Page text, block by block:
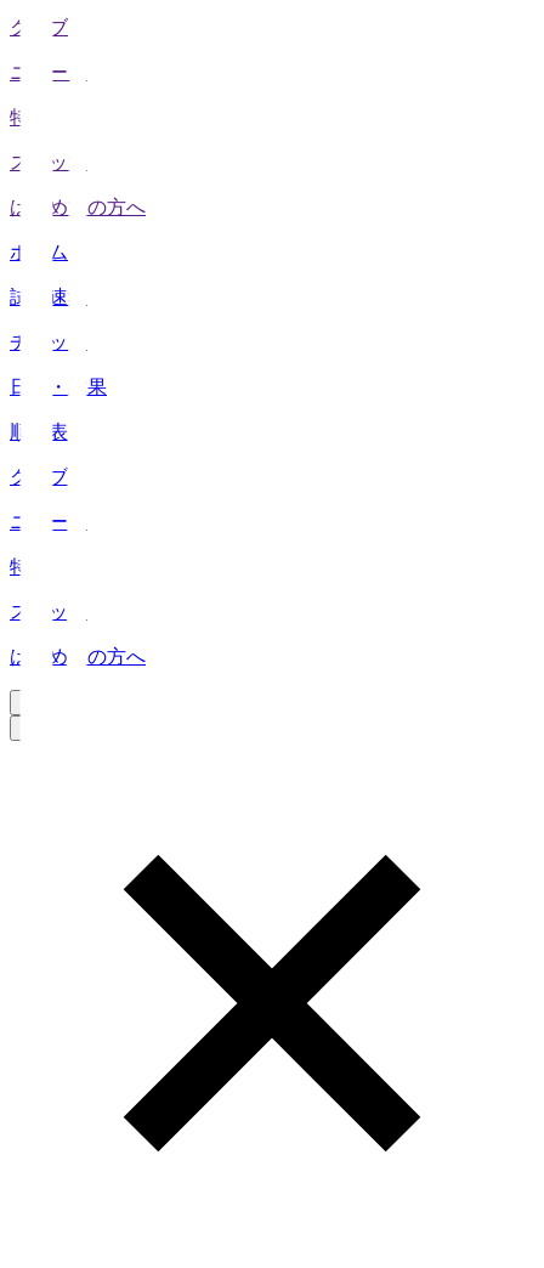
クラブ
ニュース
特集
スタッツ
はじめての方へ
ホーム
試合速報
チケット
日程・結果
順位表
クラブ
ニュース
特集
スタッツ
はじめての方へ